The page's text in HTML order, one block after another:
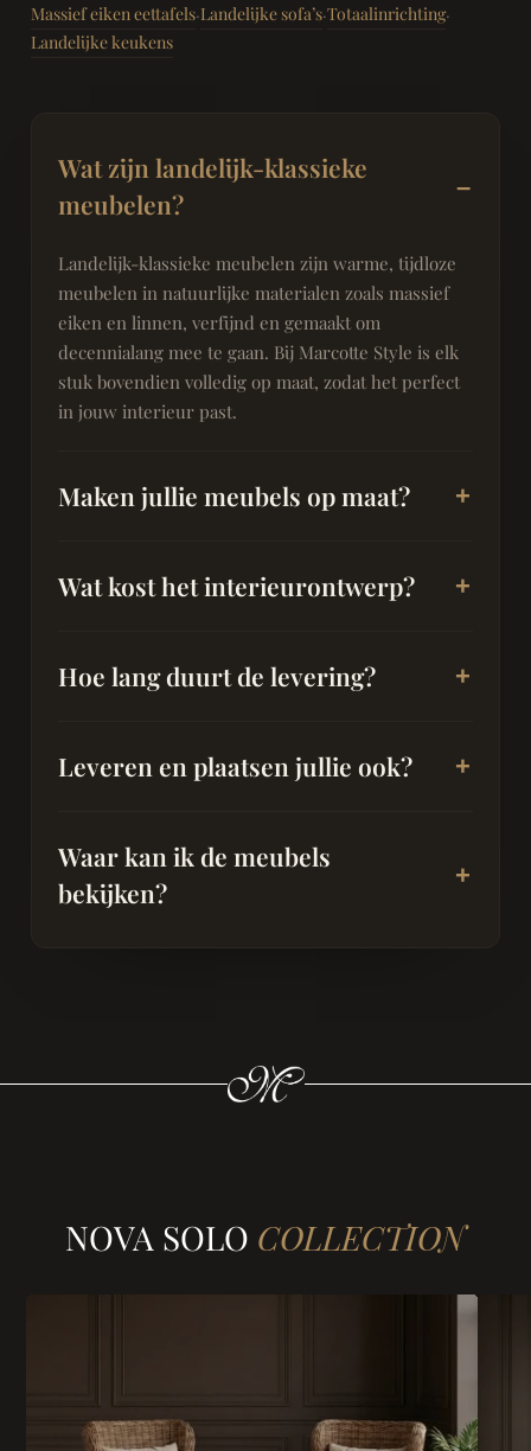
Massief eiken eettafels·Landelijke sofa’s·Totaalinrichting·
Landelijke keukens
Wat zijn landelijk-klassieke
meubelen?
Landelijk-klassieke meubelen zijn warme, tijdloze
meubelen in natuurlijke materialen zoals massief
eiken en linnen, verfijnd en gemaakt om
decennialang mee te gaan. Bij Marcotte Style is elk
stuk bovendien volledig op maat, zodat het perfect
in jouw interieur past.
Maken jullie meubels op maat?
Wat kost het interieurontwerp?
Hoe lang duurt de levering?
Leveren en plaatsen jullie ook?
Waar kan ik de meubels
bekijken?
NOVA SOLO COLLECTION